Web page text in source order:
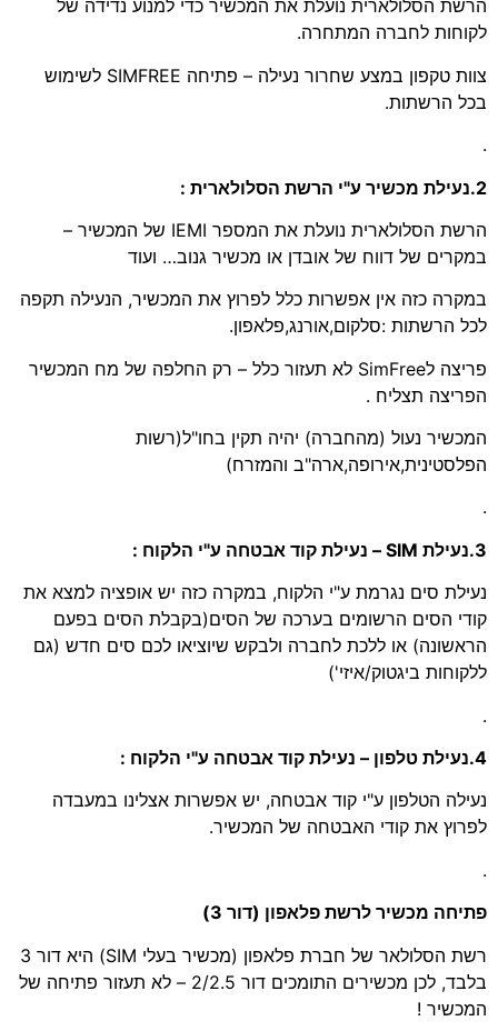
הרשת הסלולארית נועלת את המכשיר כדי למנוע נדידה של
לקוחות לחברה המתחרה.
צוות טקפון במצע שחרור נעילה – פתיחה SIMFREE לשימוש
בכל הרשתות.
.
2.נעילת מכשיר ע"י הרשת הסלולארית :
הרשת הסלולארית נועלת את המספר IEMI של המכשיר –
במקרים של דווח של אובדן או מכשיר גנוב… ועוד
במקרה כזה אין אפשרות כלל לפרוץ את המכשיר, הנעילה תקפה
לכל הרשתות :סלקום,אורנג,פלאפון.
פריצה לSimFree לא תעזור כלל – רק החלפה של מח המכשיר
הפריצה תצליח .
המכשיר נעול (מהחברה) יהיה תקין בחו"ל(רשות
הפלסטינית,אירופה,ארה"ב והמזרח)
.
3.נעילת SIM – נעילת קוד אבטחה ע"י הלקוח :
נעילת סים נגרמת ע"י הלקוח, במקרה כזה יש אופציה למצא את
קודי הסים הרשומים בערכה של הסים(בקבלת הסים בפעם
הראשונה) או ללכת לחברה ולבקש שיוציאו לכם סים חדש (גם
ללקוחות ביגטוק/איזי')
.
4.נעילת טלפון – נעילת קוד אבטחה ע"י הלקוח :
נעילה הטלפון ע"י קוד אבטחה, יש אפשרות אצלינו במעבדה
לפרוץ את קודי האבטחה של המכשיר.
.
פתיחה מכשיר לרשת פלאפון (דור 3)
רשת הסלולאר של חברת פלאפון (מכשיר בעלי SIM) היא דור 3
בלבד, לכן מכשירים התומכים דור 2/2.5 – לא תעזור פתיחה של
המכשיר !